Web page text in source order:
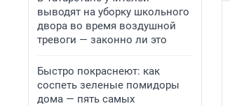
выводят на уборку школьного
двора во время воздушной
тревоги — законно ли это
Быстро покраснеют: как
соспеть зеленые помидоры
дома — пять самых